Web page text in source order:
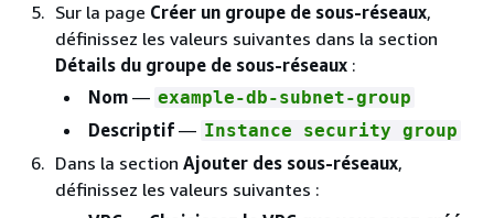
Sur la page Créer un groupe de sous-réseaux,
définissez les valeurs suivantes dans la section
Détails du groupe de sous-réseaux :
Nom — example-db-subnet-group
Descriptif — Instance security group
Dans la section Ajouter des sous-réseaux,
définissez les valeurs suivantes :